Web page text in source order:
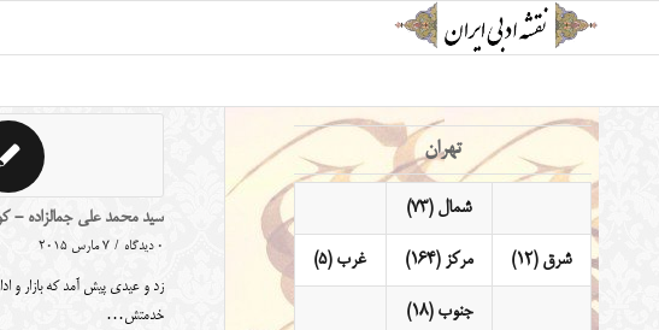
سید محمد علی جمالزاده -
0 دیدگاه / 7 مارس 2015
زد و عیدی پیش آمد که بازار و
خدمتش…
تهران
شمال (73)
شرق (12) مرکز (164) غرب (5)
جنوب (18)